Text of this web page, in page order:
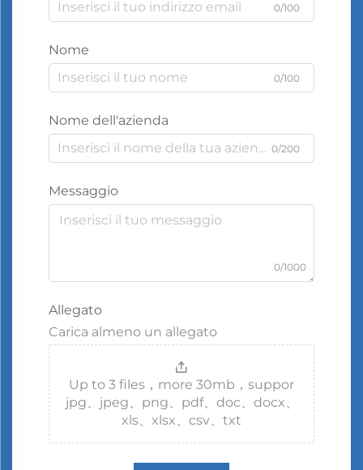
0/100
Nome
0/100
Nome dell'azienda
0/200
Messaggio
0/1000
Allegato
Carica almeno un allegato
Up to 3 files，more 30mb，suppor
jpg、jpeg、png、pdf、doc、docx、
xls、xlsx、csv、txt